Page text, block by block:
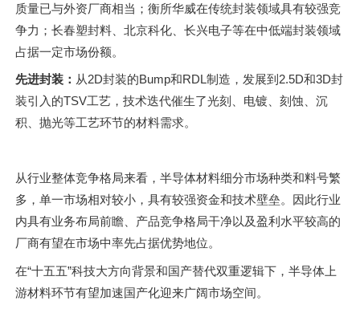
质量已与外资厂商相当；衡所华威在传统封装领域具有较强竞
争力；长春塑封料、北京科化、长兴电子等在中低端封装领域
占据一定市场份额。
先进封装： 从2D封装的Bump和RDL制造，发展到2.5D和3D封
装引入的TSV工艺，技术迭代催生了光刻、电镀、刻蚀、沉
积、抛光等工艺环节的材料需求。
从行业整体竞争格局来看，半导体材料细分市场种类和料号繁
多，单一市场相对较小，具有较强资金和技术壁垒。因此行业
内具有业务布局前瞻、产品竞争格局干净以及盈利水平较高的
厂商有望在市场中率先占据优势地位。
在“十五五”科技大方向背景和国产替代双重逻辑下，半导体上
游材料环节有望加速国产化迎来广阔市场空间。